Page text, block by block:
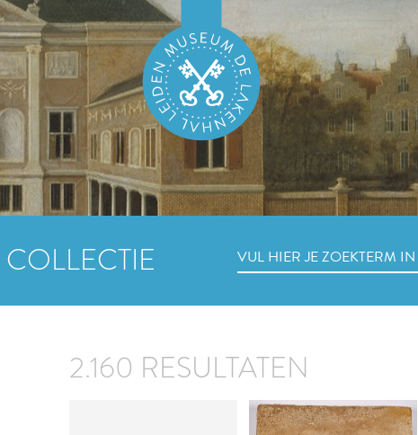
2.160 RESULTATEN